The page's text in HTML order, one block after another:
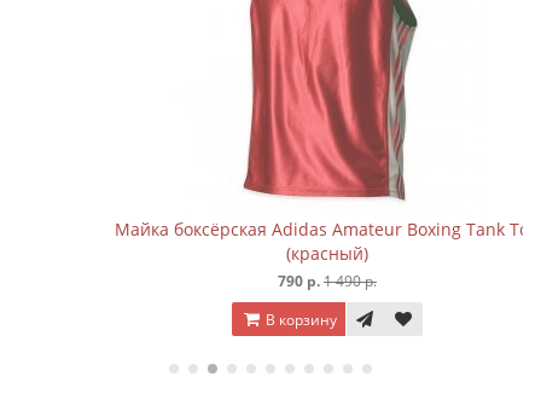
Майка боксёрская Adidas Amateur Boxing Tank Top
(красный)
1 490 р.
В корзину